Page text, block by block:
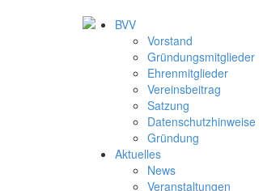
BVV
Vorstand
Gründungsmitglieder
Ehrenmitglieder
Vereinsbeitrag
Satzung
Datenschutzhinweise
Gründung
Aktuelles
News
Veranstaltungen